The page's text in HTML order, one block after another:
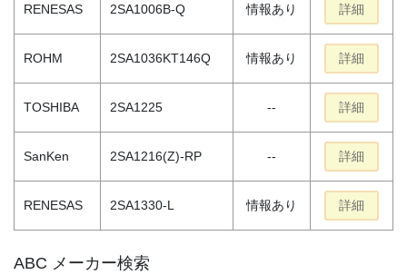
RENESAS 2SA1006B-Q 情報あり 詳細
ROHM 2SA1036KT146Q 情報あり 詳細
TOSHIBA 2SA1225 -- 詳細
SanKen 2SA1216(Z)-RP -- 詳細
RENESAS 2SA1330-L 情報あり 詳細
ABC メーカー検索